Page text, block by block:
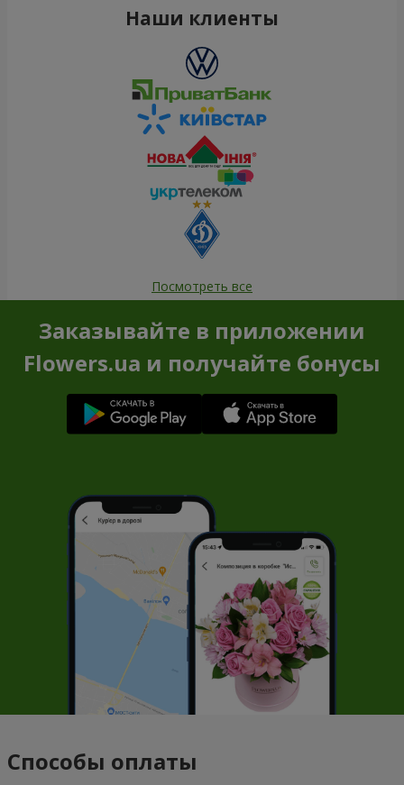
Наши клиенты
Посмотреть все
Заказывайте в приложении
Flowers.ua и получайте бонусы
Способы оплаты